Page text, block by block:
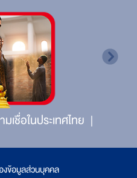
เชื่อในประเทศไทย
งข้อมูลส่วนบุคคล